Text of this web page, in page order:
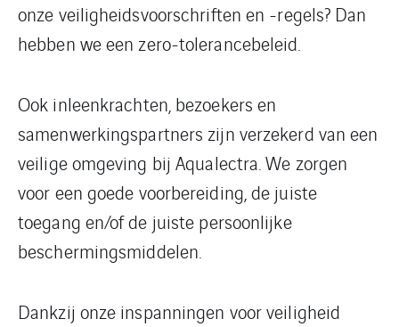
onze veiligheidsvoorschriften en -regels? Dan
hebben we een zero-tolerancebeleid.
Ook inleenkrachten, bezoekers en
samenwerkingspartners zijn verzekerd van een
veilige omgeving bij Aqualectra. We zorgen
voor een goede voorbereiding, de juiste
toegang en/of de juiste persoonlijke
beschermingsmiddelen.
Dankzij onze inspanningen voor veiligheid